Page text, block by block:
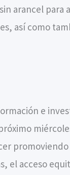
arancel para
así como
e
el acceso